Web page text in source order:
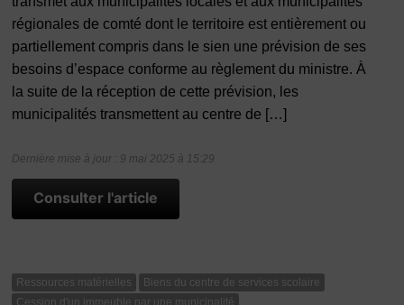
régionales de comté dont le territoire est entièrement ou
partiellement compris dans le sien une prévision de ses
besoins d’espace conforme au règlement du ministre. À
la suite de la réception de cette prévision, les
municipalités transmettent au centre de […]
Dernière mise à jour : 9 mai 2025 à 15:29
Consulter l'article
Ressources matérielles
Biens du centre de services scolaire
Cession d'un immeuble par une municipalité